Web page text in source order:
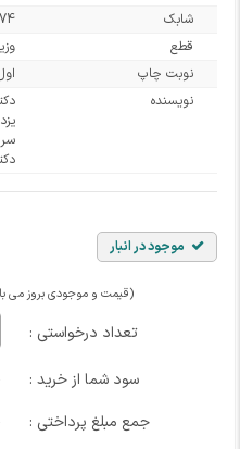
شابک
قطع
نوبت چاپ
نویسنده
موجود در انبار
(قیمت و موجودی بروز می
تعداد درخواستی :
سود شما از خرید :
جمع مبلغ پرداختی :